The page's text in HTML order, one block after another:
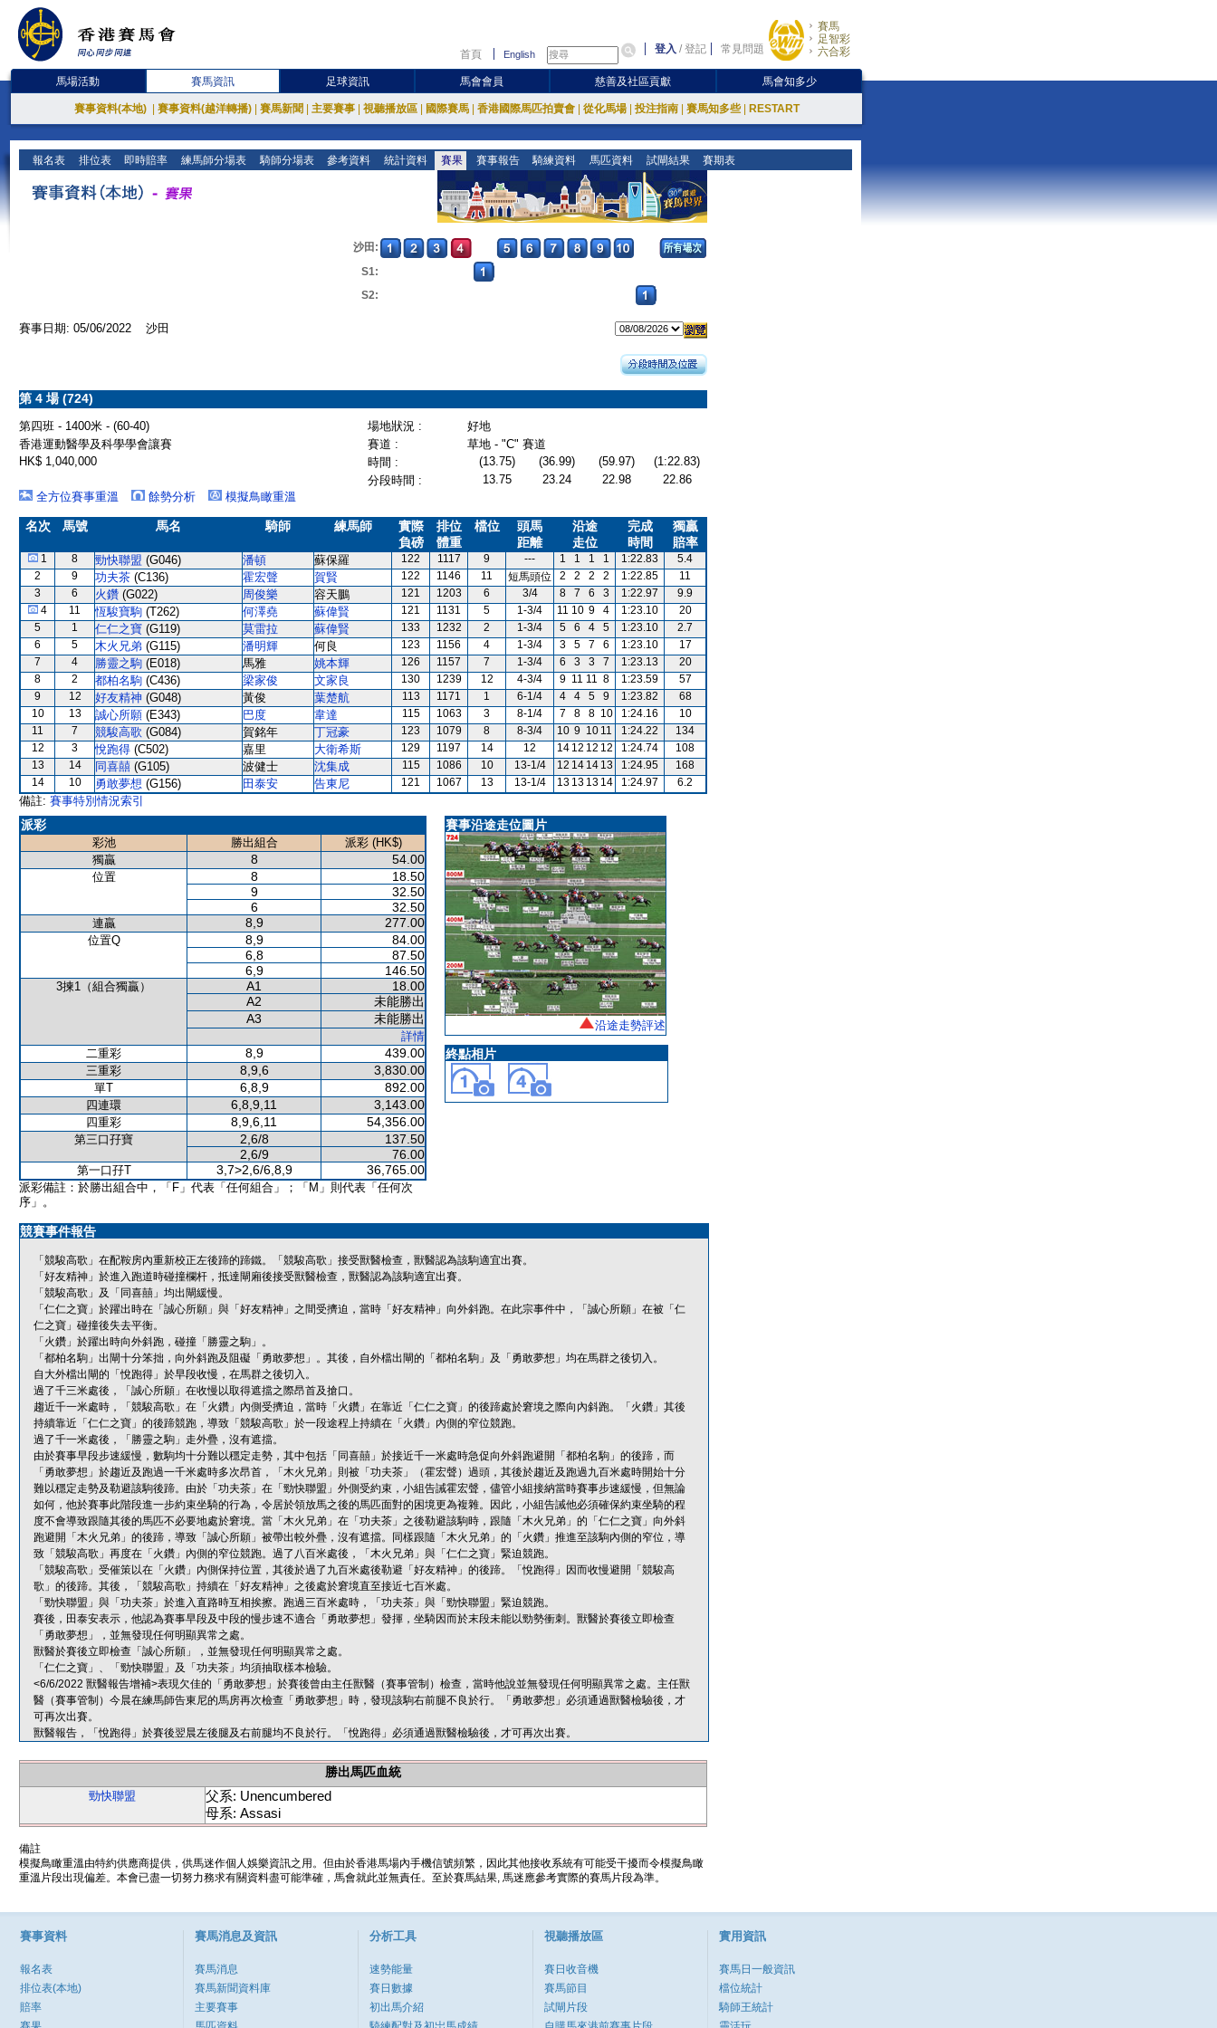
首頁 English 登入 /登記 常見問題
賽馬
足智彩
六合彩
馬場活動 賽馬資訊 足球資訊 馬會會員 慈善及社區貢獻 馬會知多少
賽事資料(本地) 賽事資料(越洋轉播) 賽馬新聞 主要賽事 視聽播放區 國際賽馬 香港國際馬匹拍賣會 從化馬場 投注指南 賽馬知多些 RESTART
報名表 排位表 即時賠率 練馬師分場表 騎師分場表 參考資料 統計資料 賽果 賽事報告 騎練資料 馬匹資料 試閘結果 賽期表
沙田:
S1:
S2:
賽事日期: 05/06/2022 沙田
第 4 場 (724)
第四班 - 1400米 - (60-40) 場地狀況 :
好地
香港運動醫學及科學學會讓賽
賽道 :
草地 - "C" 賽道
HK$ 1,040,000
時間 : (13.75) (36.99) (59.97)
(1:22.83)
分段時間 :
13.75 23.24 22.98
22.86
全方位賽事重溫
餘勢分析 模擬鳥瞰重溫
名次 馬號 馬名 騎師 練馬師
實際
負磅
排位
體重
檔位
頭馬
距離
沿途
走位
完成
時間
獨贏
賠率
1 8 勁快聯盟 (G046) 潘頓 蘇保羅 122 1117 9 --- 1 1 1 1 1:22.83
5.4
2
9 功夫茶 (C136) 霍宏聲 賀賢 122 1146 11 短馬頭位 2 2 2 2 1:22.85
11
3
6 火鑽 (G022) 周俊樂 容天鵬 121 1203 6 3/4 8 7 6 3 1:22.97
9.9
4
11 恆駿寶駒 (T262) 何澤堯 蘇偉賢 121 1131 5 1-3/4 11 10 9 4 1:23.10
20
5
1 仁仁之寶 (G119) 莫雷拉 蘇偉賢 133 1232 2 1-3/4 5 6 4 5 1:23.10
2.7
6
5 木火兄弟 (G115) 潘明輝 何良 123 1156 4 1-3/4 3 5 7 6 1:23.10
17
7
4 勝靈之駒 (E018) 馬雅 姚本輝 126 1157 7 1-3/4 6 3 3 7 1:23.13
20
8
2 都柏名駒 (C436) 梁家俊 文家良 130 1239 12 4-3/4 9 11 11 8 1:23.59
57
9
12 好友精神 (G048) 黃俊 葉楚航 113 1171 1 6-1/4 4 4 5 9 1:23.82
68
10
13 誠心所願 (E343) 巴度 韋達 115 1063 3 8-1/4 7 8 8 10 1:24.16
10
11
7 競駿高歌 (G084) 賀銘年 丁冠豪 123 1079 8 8-3/4 10 9 10 11 1:24.22
134
12
3 悅跑得 (C502) 嘉里 大衛希斯 129 1197 14 12 14 12 12 12 1:24.74
108
13
14 同喜囍 (G105) 波健士 沈集成 115 1086 10 13-1/4 12 14 14 13 1:24.95
168
14
10 勇敢夢想 (G156) 田泰安 告東尼 121 1067 13 13-1/4 13 13 13 14 1:24.97 6.2
備註: 賽事特別情況索引
派彩
彩池 勝出組合
派彩 (HK$)
獨贏
8 54.00
位置 8
18.50
9
32.50
6
32.50
連贏 8,9 277.00
位置Q 8,9
84.00
6,8
87.50
6,9
146.50
3揀1（組合獨贏） A1
18.00
A2
未能勝出
A3
未能勝出
詳情
二重彩
8,9 439.00
三重彩 8,9,6 3,830.00
單T 6,8,9 892.00
四連環 6,8,9,11 3,143.00
四重彩 8,9,6,11 54,356.00
第三口孖寶 2,6/8
137.50
2,6/9
76.00
第一口孖T 3,7>2,6/6,8,9 36,765.00
派彩備註：於勝出組合中，「F」代表「任何組合」；「M」則代表「任何次
序」。
賽事沿途走位圖片
沿途走勢評述
終點相片
競賽事件報告
「競駿高歌」在配鞍房內重新校正左後蹄的蹄鐵。「競駿高歌」接受獸醫檢查，獸醫認為該駒適宜出賽。
「好友精神」於進入跑道時碰撞欄杆，抵達閘廂後接受獸醫檢查，獸醫認為該駒適宜出賽。
「競駿高歌」及「同喜囍」均出閘緩慢。
「仁仁之寶」於躍出時在「誠心所願」與「好友精神」之間受擠迫，當時「好友精神」向外斜跑。在此宗事件中，「誠心所願」在被「仁
仁之寶」碰撞後失去平衡。
「火鑽」於躍出時向外斜跑，碰撞「勝靈之駒」。
「都柏名駒」出閘十分笨拙，向外斜跑及阻礙「勇敢夢想」。其後，自外檔出閘的「都柏名駒」及「勇敢夢想」均在馬群之後切入。
自大外檔出閘的「悅跑得」於早段收慢，在馬群之後切入。
過了千三米處後，「誠心所願」在收慢以取得遮擋之際昂首及搶口。
趨近千一米處時，「競駿高歌」在「火鑽」內側受擠迫，當時「火鑽」在靠近「仁仁之寶」的後蹄處於窘境之際向內斜跑。「火鑽」其後
持續靠近「仁仁之寶」的後蹄競跑，導致「競駿高歌」於一段途程上持續在「火鑽」內側的窄位競跑。
過了千一米處後，「勝靈之駒」走外疊，沒有遮擋。
由於賽事早段步速緩慢，數駒均十分難以穩定走勢，其中包括「同喜囍」於接近千一米處時急促向外斜跑避開「都柏名駒」的後蹄，而
「勇敢夢想」於趨近及跑過一千米處時多次昂首，「木火兄弟」則被「功夫茶」（霍宏聲）過頭，其後於趨近及跑過九百米處時開始十分
難以穩定走勢及勒避該駒後蹄。由於「功夫茶」在「勁快聯盟」外側受約束，小組告誡霍宏聲，儘管小組接納當時賽事步速緩慢，但無論
如何，他於賽事此階段進一步約束坐騎的行為，令居於領放馬之後的馬匹面對的困境更為複雜。因此，小組告誡他必須確保約束坐騎的程
度不會導致跟隨其後的馬匹不必要地處於窘境。當「木火兄弟」在「功夫茶」之後勒避該駒時，跟隨「木火兄弟」的「仁仁之寶」向外斜
跑避開「木火兄弟」的後蹄，導致「誠心所願」被帶出較外疊，沒有遮擋。同樣跟隨「木火兄弟」的「火鑽」推進至該駒內側的窄位，導
致「競駿高歌」再度在「火鑽」內側的窄位競跑。過了八百米處後，「木火兄弟」與「仁仁之寶」緊迫競跑。
「競駿高歌」受催策以在「火鑽」內側保持位置，其後於過了九百米處後勒避「好友精神」的後蹄。「悅跑得」因而收慢避開「競駿高
歌」的後蹄。其後，「競駿高歌」持續在「好友精神」之後處於窘境直至接近七百米處。
「勁快聯盟」與「功夫茶」於進入直路時互相挨擦。跑過三百米處時，「功夫茶」與「勁快聯盟」緊迫競跑。
賽後，田泰安表示，他認為賽事早段及中段的慢步速不適合「勇敢夢想」發揮，坐騎因而於末段未能以勁勢衝刺。獸醫於賽後立即檢查
「勇敢夢想」，並無發現任何明顯異常之處。
獸醫於賽後立即檢查「誠心所願」，並無發現任何明顯異常之處。
「仁仁之寶」、「勁快聯盟」及「功夫茶」均須抽取樣本檢驗。
<6/6/2022 獸醫報告增補>表現欠佳的「勇敢夢想」於賽後曾由主任獸醫（賽事管制）檢查，當時他說並無發現任何明顯異常之處。主任獸
醫（賽事管制）今晨在練馬師告東尼的馬房再次檢查「勇敢夢想」時，發現該駒右前腿不良於行。「勇敢夢想」必須通過獸醫檢驗後，才
可再次出賽。
獸醫報告，「悅跑得」於賽後翌晨左後腿及右前腿均不良於行。「悅跑得」必須通過獸醫檢驗後，才可再次出賽。
勝出馬匹血統
勁快聯盟
父系: Unencumbered
母系: Assasi
備註
模擬鳥瞰重溫由特約供應商提供，供馬迷作個人娛樂資訊之用。但由於香港馬場內手機信號頻繁，因此其他接收系統有可能受干擾而令模擬鳥瞰
重溫片段出現偏差。本會已盡一切努力務求有關資料盡可能準確，馬會就此並無責任。至於賽馬結果, 馬迷應參考實際的賽馬片段為準。
賽事資料
報名表
排位表(本地)
賠率
賽馬消息及資訊
賽馬消息
賽馬新聞資料庫
主要賽事
分析工具
速勢能量
賽日數據
初出馬介紹
視聽播放區
賽日收音機
賽馬節目
試閘片段
實用資訊
賽馬日一般資訊
檔位統計
騎師王統計